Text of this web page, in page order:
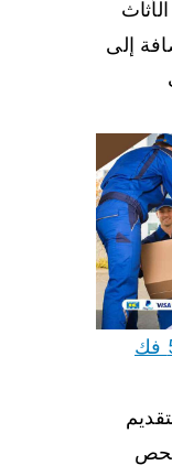
إلى
نقل عفش المنصورية 50993766 فك